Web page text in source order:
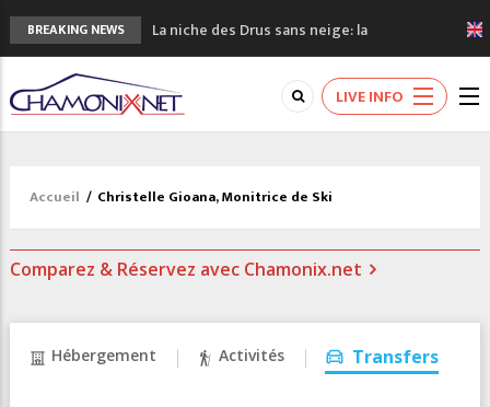
BREAKING NEWS
La niche des Drus sans neige: la
sécheresse en haute montagne
3 bonnes raisons pour visiter le nouveau
Musée du Mont-Blanc
Accidents en montagne: 3 personnes sont
Craft ouvre un nouveau magasin de course
LIVE INFO
Accueil / Christelle Gioana, Monitrice de Ski
Comparez & Réservez avec Chamonix.net
Hébergement Activités Transfers